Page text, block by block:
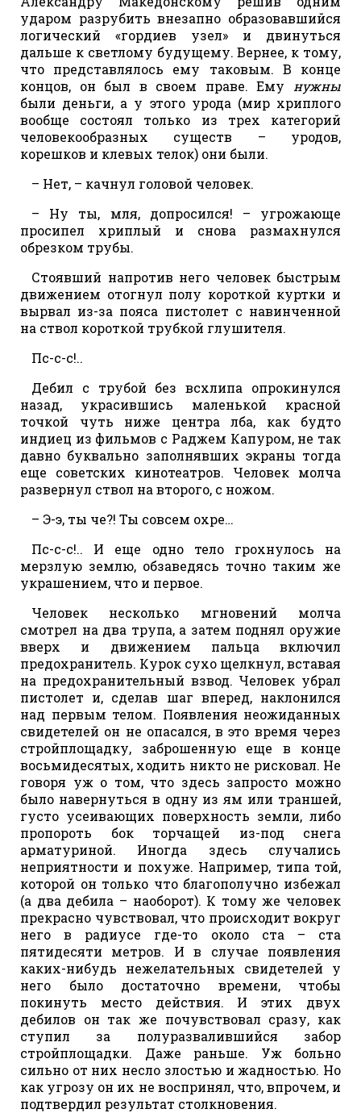
ударом разрубить внезапно образовавшийся
логический «гордиев узел» и двинуться
дальше к светлому будущему. Вернее, к тому,
что представлялось ему таковым. В конце
концов, он был в своем праве. Ему нужны
были деньги, а у этого урода (мир хриплого
вообще состоял только из трех категорий
человекообразных существ – уродов,
корешков и клевых телок) они были.
– Нет, – качнул головой человек.
– Ну ты, мля, допросился! – угрожающе
просипел хриплый и снова размахнулся
обрезком трубы.
Стоявший напротив него человек быстрым
движением отогнул полу короткой куртки и
вырвал из-за пояса пистолет с навинченной
на ствол короткой трубкой глушителя.
Пс-с-с!..
Дебил с трубой без всхлипа опрокинулся
назад, украсившись маленькой красной
точкой чуть ниже центра лба, как будто
индиец из фильмов с Раджем Капуром, не так
давно буквально заполнявших экраны тогда
еще советских кинотеатров. Человек молча
развернул ствол на второго, с ножом.
– Э-э, ты че?! Ты совсем охре…
Пс-с-с!.. И еще одно тело грохнулось на
мерзлую землю, обзаведясь точно таким же
украшением, что и первое.
Человек несколько мгновений молча
смотрел на два трупа, а затем поднял оружие
вверх и движением пальца включил
предохранитель. Курок сухо щелкнул, вставая
на предохранительный взвод. Человек убрал
пистолет и, сделав шаг вперед, наклонился
над первым телом. Появления неожиданных
свидетелей он не опасался, в это время через
стройплощадку, заброшенную еще в конце
восьмидесятых, ходить никто не рисковал. Не
говоря уж о том, что здесь запросто можно
было навернуться в одну из ям или траншей,
густо усеивающих поверхность земли, либо
пропороть бок торчащей из-под снега
арматуриной. Иногда здесь случались
неприятности и похуже. Например, типа той,
которой он только что благополучно избежал
(а два дебила – наоборот). К тому же человек
прекрасно чувствовал, что происходит вокруг
него в радиусе где-то около ста – ста
пятидесяти метров. И в случае появления
каких-нибудь нежелательных свидетелей у
него было достаточно времени, чтобы
покинуть место действия. И этих двух
дебилов он так же почувствовал сразу, как
ступил за полуразвалившийся забор
стройплощадки. Даже раньше. Уж больно
сильно от них несло злостью и жадностью. Но
как угрозу он их не воспринял, что, впрочем, и
подтвердил результат столкновения.